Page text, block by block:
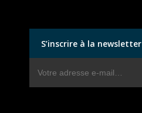
S’inscrire à la newsletter